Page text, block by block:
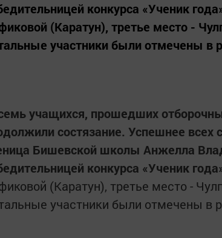
конкурса «Ученик
(Каратун), третье место -
участники были отмечены в
учащихся, прошедших
состязание. Успешнее всех
Бишевской школы Анжелла
конкурса «Ученик
(Каратун), третье место -
участники были отмечены в